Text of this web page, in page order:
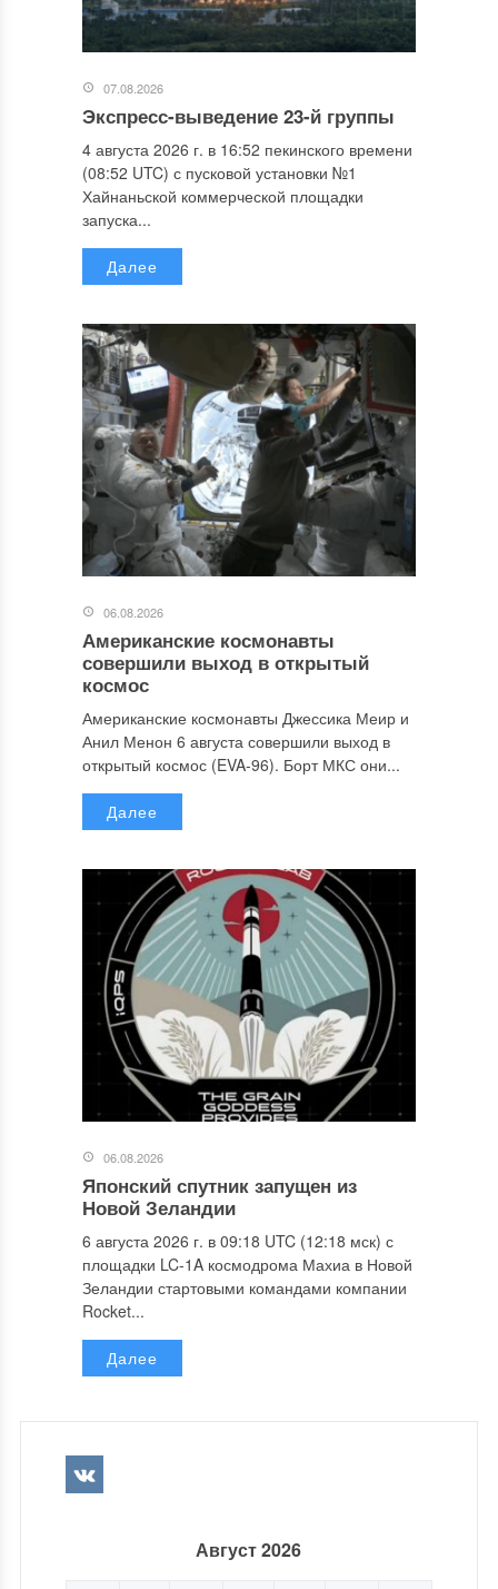
07.08.2026
Экспресс-выведение 23-й группы
4 августа 2026 г. в 16:52 пекинского времени
(08:52 UTC) с пусковой установки №1
Хайнаньской коммерческой площадки
запуска...
Далее
06.08.2026
Американские космонавты
совершили выход в открытый
космос
Американские космонавты Джессика Меир и
Анил Менон 6 августа совершили выход в
открытый космос (EVA-96). Борт МКС они...
Далее
06.08.2026
Японский спутник запущен из
Новой Зеландии
6 августа 2026 г. в 09:18 UTC (12:18 мск) с
площадки LC-1A космодрома Махиа в Новой
Зеландии стартовыми командами компании
Rocket...
Далее
Август 2026